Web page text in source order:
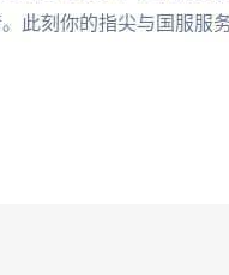
此刻你的指尖与国服服